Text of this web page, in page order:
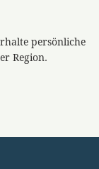
persönliche
Region.